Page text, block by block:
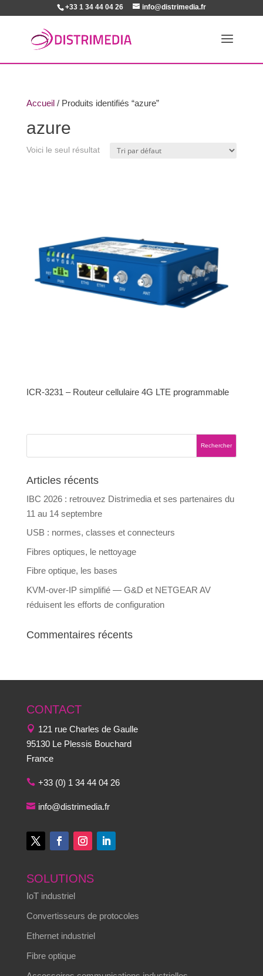
+33 1 34 44 04 26 info@distrimedia.fr
Accueil/ Produits identifiés “azure”
azure
Voici le seul résultat
ICR-3231 – Routeur cellulaire 4G LTE programmable
Articles récents
IBC 2026 : retrouvez Distrimedia et ses partenaires du
11 au 14 septembre
USB : normes, classes et connecteurs
Fibres optiques, le nettoyage
Fibre optique, les bases
KVM-over-IP simplifié — G&D et NETGEAR AV
réduisent les efforts de configuration
Commentaires récents
CONTACT
121 rue Charles de Gaulle
95130 Le Plessis Bouchard
France
+33 (0) 1 34 44 04 26
info@distrimedia.fr
SOLUTIONS
IoT industriel
Convertisseurs de protocoles
Ethernet industriel
Fibre optique